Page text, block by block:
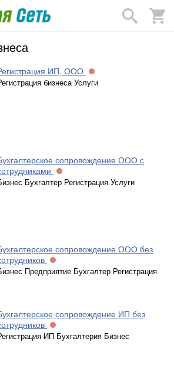
ИП, ООО
бизнеса Услуги
сопровождение ООО с
Бухгалтер Регистрация Услуги
сопровождение ООО без
Предприятие Бухгалтер Регистрация
сопровождение ИП без
ИП Бухгалтерия Бизнес